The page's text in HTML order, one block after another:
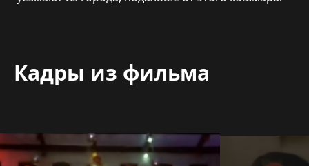
Кадры из фильма